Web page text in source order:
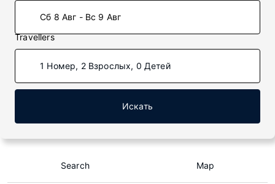
Сб 8 Авг - Вс 9 Авг
Travellers
1 Номер, 2 Взрослых, 0 Детей
Искать
Search Map